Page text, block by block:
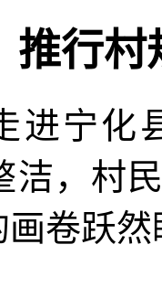
推行
进宁化
洁，村
卷跃然